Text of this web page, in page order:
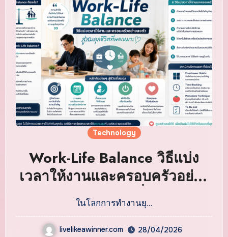
Technology
Work-Life Balance วิธีแบ่ง
เวลาให้งานและครอบครัวอย่าง
ลงตัว สู่สมดุลชีวิตที่พอเหมาะ
ในโลกการทำงานยุ…
livelikeawinner.com
28/04/2026